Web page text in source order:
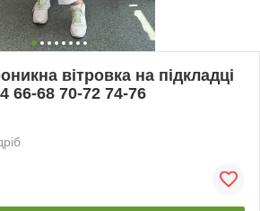
вітровка на підкладці
68 70-72 74-76